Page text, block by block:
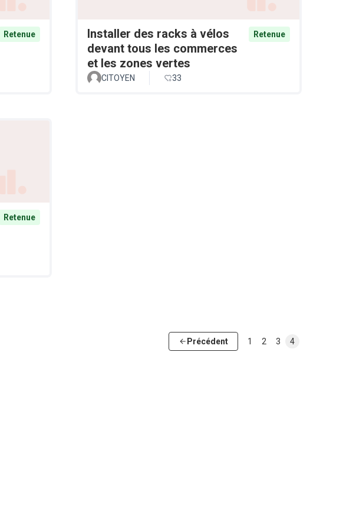
Retenue
Installer des racks à vélos
devant tous les commerces
et les zones vertes
Retenue
CITOYEN 33
Retenue
Précédent 1 2 3 4